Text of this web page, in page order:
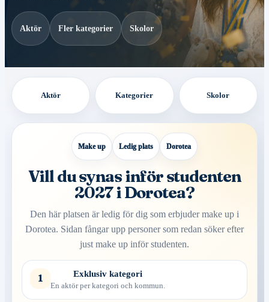
Aktör Fler kategorier Skolor
Aktör Kategorier Skolor
Make up Ledig plats Dorotea
Vill du synas inför studenten
2027 i Dorotea?
Den här platsen är ledig för dig som erbjuder make up i
Dorotea. Sidan fångar upp personer som redan söker efter
just make up inför studenten.
1 Exklusiv kategori
En aktör per kategori och kommun.